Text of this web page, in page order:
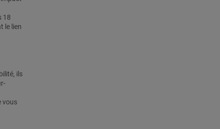
18
le lien
ils
vous